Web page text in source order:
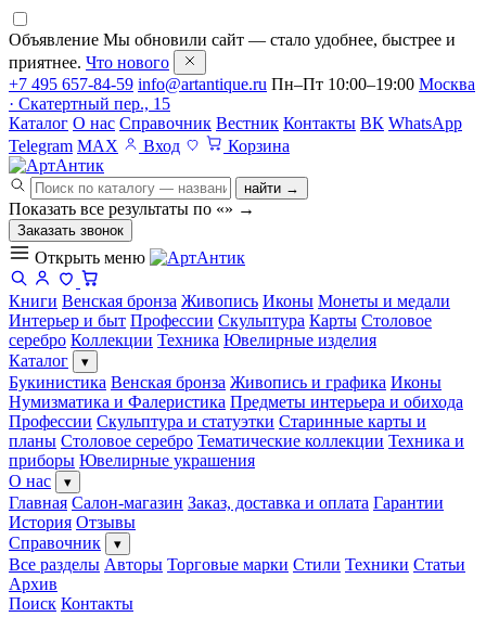
Объявление Мы обновили сайт — стало удобнее, быстрее и
приятнее. Что нового
+7 495 657-84-59 info@artantique.ru Пн–Пт 10:00–19:00 Москва
· Скатертный пер., 15
Каталог О нас Справочник Вестник Контакты ВК WhatsApp
Telegram MAX Вход Корзина
найти →
Показать все результаты по «» →
Заказать звонок
Открыть меню
Книги Венская бронза Живопись Иконы Монеты и медали
Интерьер и быт Профессии Скульптура Карты Столовое
серебро Коллекции Техника Ювелирные изделия
Каталог
▾
Букинистика Венская бронза Живопись и графика Иконы
Нумизматика и Фалеристика Предметы интерьера и обихода
Профессии Скульптура и статуэтки Старинные карты и
планы Столовое серебро Тематические коллекции Техника и
приборы Ювелирные украшения
О нас
▾
Главная Салон-магазин Заказ, доставка и оплата Гарантии
История Отзывы
Справочник
▾
Все разделы Авторы Торговые марки Стили Техники Статьи
Архив
Поиск Контакты